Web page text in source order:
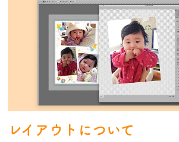
レイアウトについて